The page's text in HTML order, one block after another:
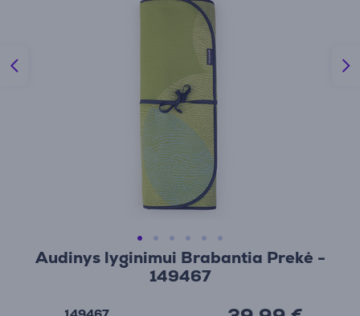
Audinys lyginimui Brabantia Prekė -
149467